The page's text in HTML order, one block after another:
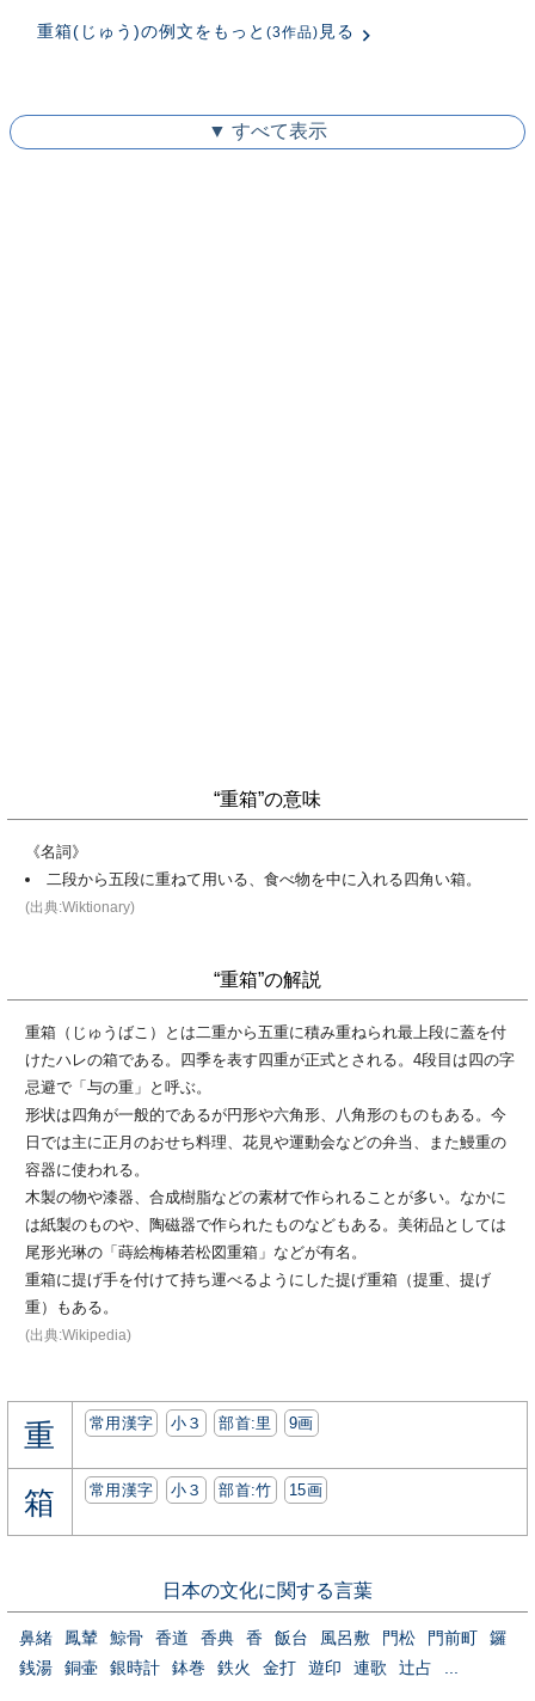
重箱(じゅう)の例文をもっと (3作品) 見る
▼ すべて表示
“重箱”の意味
《名詞》
二段から五段に重ねて用いる、食べ物を中に入れる四角い箱。
(出典:Wiktionary)
“重箱”の解説
重箱（じゅうばこ）とは二重から五重に積み重ねられ最上段に蓋を付
けたハレの箱である。四季を表す四重が正式とされる。4段目は四の字
忌避で「与の重」と呼ぶ。
形状は四角が一般的であるが円形や六角形、八角形のものもある。今
日では主に正月のおせち料理、花見や運動会などの弁当、また鰻重の
容器に使われる。
木製の物や漆器、合成樹脂などの素材で作られることが多い。なかに
は紙製のものや、陶磁器で作られたものなどもある。美術品としては
尾形光琳の「蒔絵梅椿若松図重箱」などが有名。
重箱に提げ手を付けて持ち運べるようにした提げ重箱（提重、提げ
重）もある。
(出典:Wikipedia)
重 常用漢字 小３ 部首:⾥ 9画
箱 常用漢字 小３ 部首:⽵ 15画
日本の文化に関する言葉
鼻緒 鳳輦 鯨骨 香道 香典 香 飯台 風呂敷 門松 門前町
鑼
銭湯
銅壷 銀時計 鉢巻 鉄火 金打 遊印 連歌 辻占